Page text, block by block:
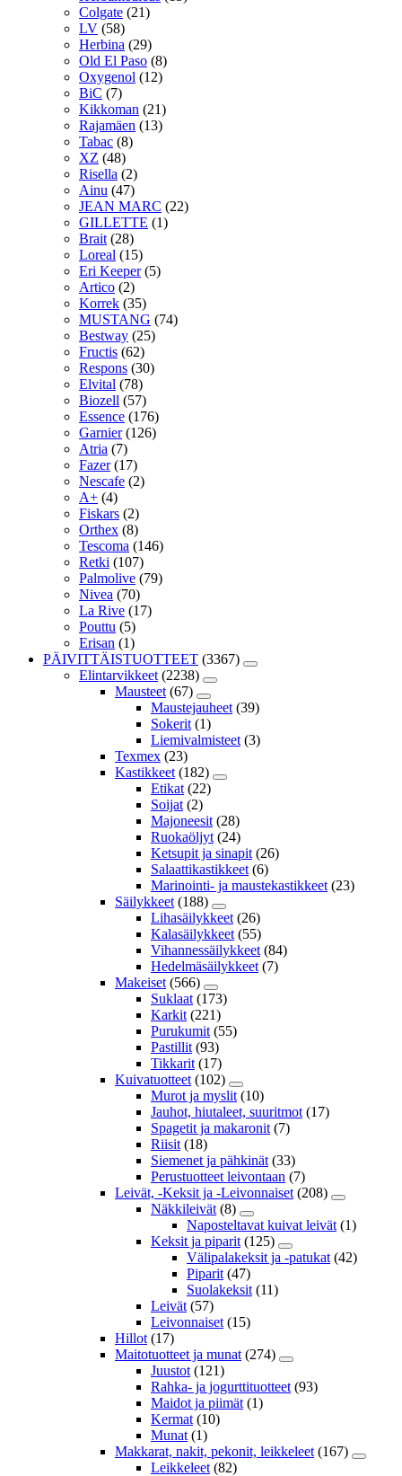
Colgate (21)
LV (58)
Herbina (29)
Old El Paso (8)
Oxygenol (12)
BiC (7)
Kikkoman (21)
Rajamäen (13)
Tabac (8)
XZ (48)
Risella (2)
Ainu (47)
JEAN MARC (22)
GILLETTE (1)
Brait (28)
Loreal (15)
Eri Keeper (5)
Artico (2)
Korrek (35)
MUSTANG (74)
Bestway (25)
Fructis (62)
Respons (30)
Elvital (78)
Biozell (57)
Essence (176)
Garnier (126)
Atria (7)
Fazer (17)
Nescafe (2)
A+ (4)
Fiskars (2)
Orthex (8)
Tescoma (146)
Retki (107)
Palmolive (79)
Nivea (70)
La Rive (17)
Pouttu (5)
Erisan (1)
PÄIVITTÄISTUOTTEET (3367)
Elintarvikkeet (2238)
Mausteet (67)
Maustejauheet (39)
Sokerit (1)
Liemivalmisteet (3)
Texmex (23)
Kastikkeet (182)
Etikat (22)
Soijat (2)
Majoneesit (28)
Ruokaöljyt (24)
Ketsupit ja sinapit (26)
Salaattikastikkeet (6)
Marinointi- ja maustekastikkeet (23)
Säilykkeet (188)
Lihasäilykkeet (26)
Kalasäilykkeet (55)
Vihannessäilykkeet (84)
Hedelmäsäilykkeet (7)
Makeiset (566)
Suklaat (173)
Karkit (221)
Purukumit (55)
Pastillit (93)
Tikkarit (17)
Kuivatuotteet (102)
Murot ja myslit (10)
Jauhot, hiutaleet, suuritmot (17)
Spagetit ja makaronit (7)
Riisit (18)
Siemenet ja pähkinät (33)
Perustuotteet leivontaan (7)
Leivät, -Keksit ja -Leivonnaiset (208)
Näkkileivät (8)
Naposteltavat kuivat leivät (1)
Keksit ja piparit (125)
Välipalakeksit ja -patukat (42)
Piparit (47)
Suolakeksit (11)
Leivät (57)
Leivonnaiset (15)
Hillot (17)
Maitotuotteet ja munat (274)
Juustot (121)
Rahka- ja jogurttituotteet (93)
Maidot ja piimät (1)
Kermat (10)
Munat (1)
Makkarat, nakit, pekonit, leikkeleet (167)
Leikkeleet (82)